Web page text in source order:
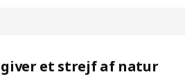
et strejf af natur